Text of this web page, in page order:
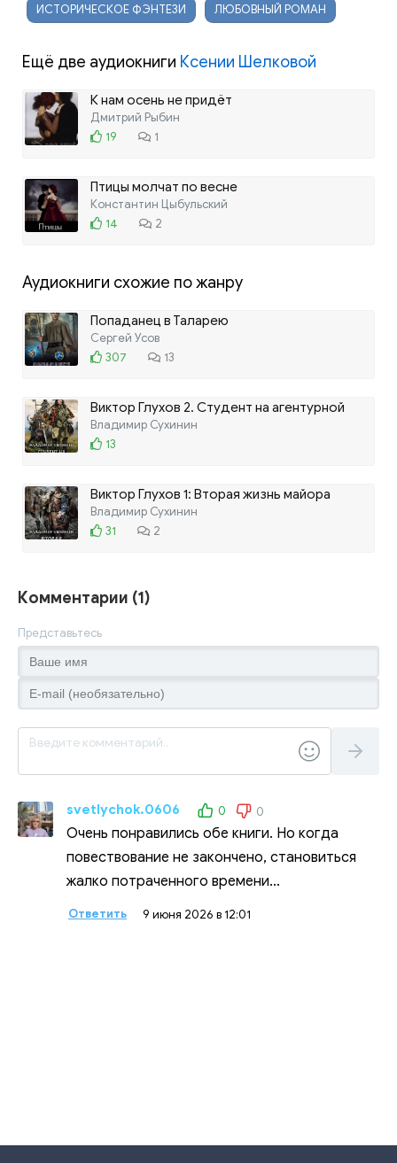
ИСТОРИЧЕСКОЕ ФЭНТЕЗИ ЛЮБОВНЫЙ РОМАН
Ещё две аудиокниги Ксении Шелковой
К нам осень не придёт
Дмитрий Рыбин
19
1
Птицы молчат по весне
Константин Цыбульский
14
2
Аудиокниги схожие по жанру
Попаданец в Таларею
Сергей Усов
307
13
Виктор Глухов 2. Студент на агентурной
работе
ЛИТРЕС
Владимир Сухинин
13
Виктор Глухов 1: Вторая жизнь майора
ЛИТРЕС
Владимир Сухинин
31
2
Комментарии (1)
Представьтесь
svetlychok.0606 0 0
Очень понравились обе книги. Но когда
повествование не закончено, становиться
жалко потраченного времени...
Ответить 9 июня 2026 в 12:01